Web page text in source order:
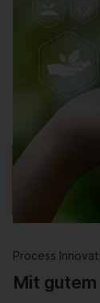
Wie
zur
Drei Trends
Wachstum
Process
Mit